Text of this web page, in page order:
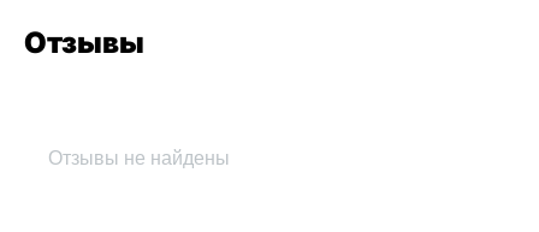
Отзывы
Отзывы не найдены